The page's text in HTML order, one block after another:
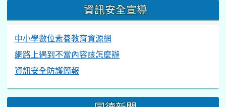
資訊安全宣導
中小學數位素養教育資源網
網路上遇到不當內容該怎麼辦
資訊安全防護簡報